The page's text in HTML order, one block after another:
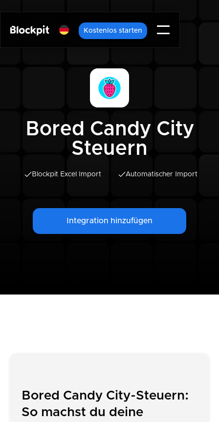
Kostenlos starten
Bored Candy City
Steuern
Blockpit Excel Import Automatischer Import
Integration hinzufügen
Bored Candy City-Steuern:
So machst du deine